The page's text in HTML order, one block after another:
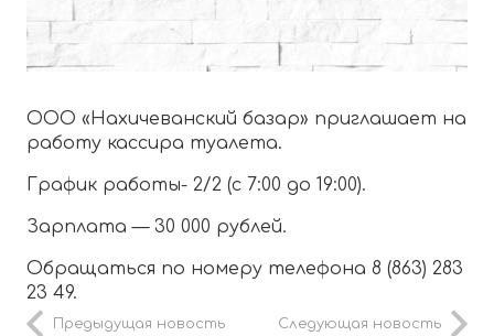
ООО «Нахичеванский базар» приглашает на
работу кассира туалета.
График работы- 2/2 (с 7:00 до 19:00).
Зарплата — 30 000 рублей.
Обращаться по номеру телефона 8 (863) 283
23 49.
Предыдущая новость Следующая новость